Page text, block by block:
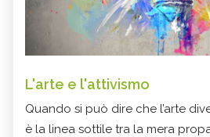
L'arte e l'attivismo
Quando si può dire che l’arte
è la linea sottile tra la mera